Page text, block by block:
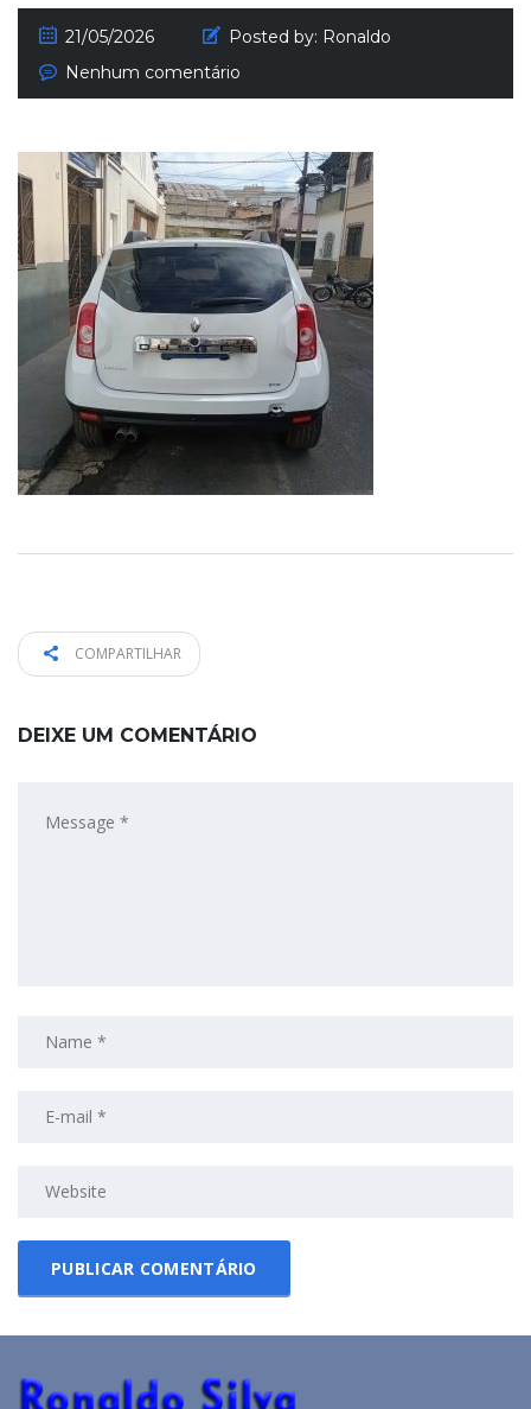
21/05/2026 Posted by: Ronaldo
Nenhum comentário
COMPARTILHAR
DEIXE UM COMENTÁRIO